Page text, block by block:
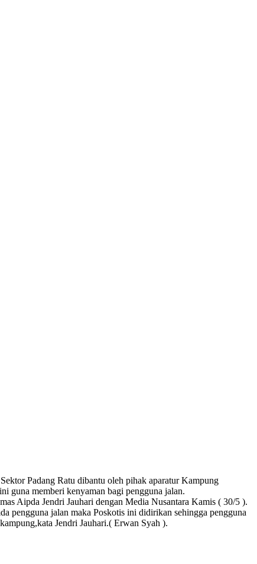
Padang Ratu dibantu oleh pihak aparatur Kampung
guna memberi kenyaman bagi pengguna jalan.
Aipda Jendri Jauhari dengan Media Nusantara Kamis ( 30/5 ).
pengguna jalan maka Poskotis ini didirikan sehingga pengguna
Jendri Jauhari.( Erwan Syah ).